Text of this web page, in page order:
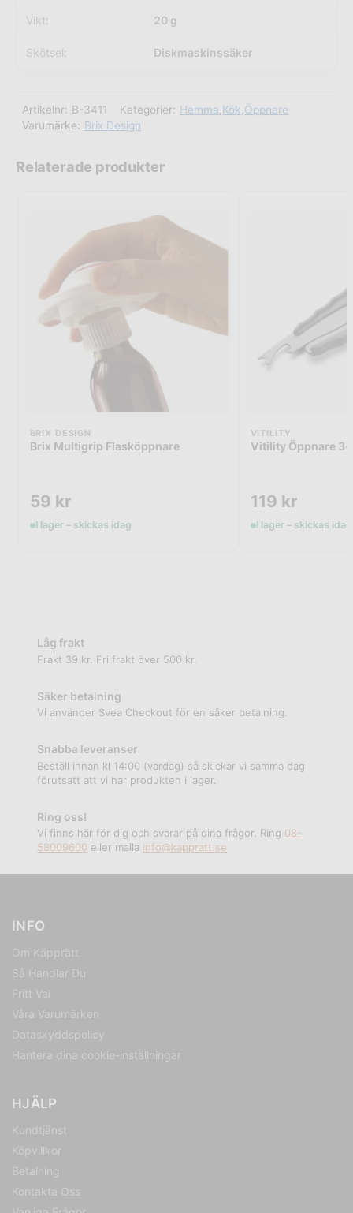
Vikt: 20 g
Skötsel: Diskmaskinssäker
Artikelnr: B-3411 Kategorier: Hemma,Kök,Öppnare
Varumärke: Brix Design
Relaterade produkter
BRIX DESIGN
Brix Multigrip Flasköppnare
59 kr
I lager – skickas idag
VITILITY
Vitility Öppnare
119 kr
I lager – skickas idag
Låg frakt
Frakt 39 kr. Fri frakt över 500 kr.
Säker betalning
Vi använder Svea Checkout för en säker betalning.
Snabba leveranser
Beställ innan kl 14:00 (vardag) så skickar vi samma dag
förutsatt att vi har produkten i lager.
Ring oss!
Vi finns här för dig och svarar på dina frågor. Ring 08-
58009600 eller maila info@kappratt.se
INFO
Om Käpprätt
Så Handlar Du
Fritt Val
Våra Varumärken
Dataskyddspolicy
Hantera dina cookie-inställningar
HJÄLP
Kundtjänst
Köpvillkor
Betalning
Kontakta Oss